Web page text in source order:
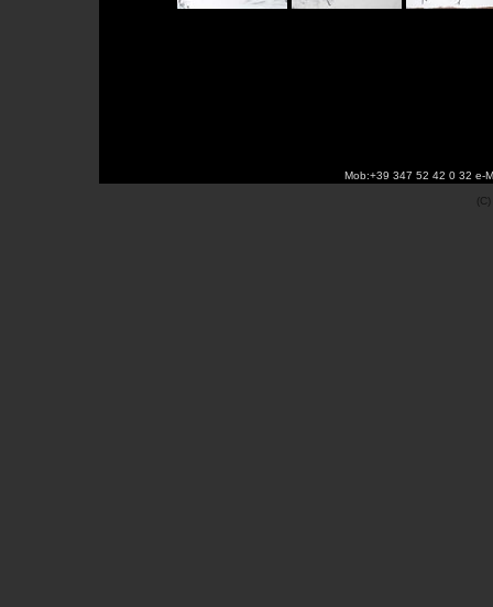
Mob:+39 347 52 42 0 32 e-